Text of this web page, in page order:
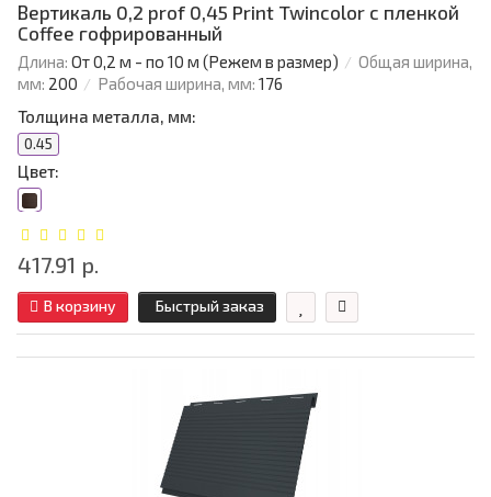
Вертикаль 0,2 prof 0,45 Print Twincolor с пленкой
Coffee гофрированный
Длина: От 0,2 м - по 10 м (Режем в размер)
Общая ширина,
мм: 200 Рабочая ширина, мм: 176
Толщина металла, мм:
0.45
Цвет:
417.91 р.
В корзину Быстрый заказ